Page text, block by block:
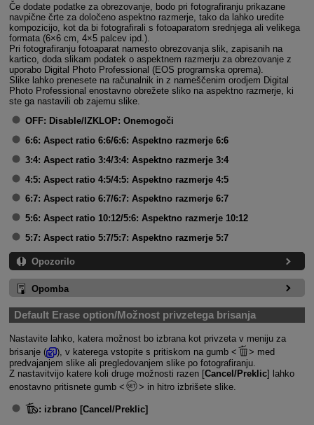
Če dodate podatke za obrezovanje, bodo pri fotografiranju prikazane
navpične črte za določeno aspektno razmerje, tako da lahko uredite
kompozicijo, kot da bi fotografirali s fotoaparatom srednjega ali velikega
formata (6×6 cm, 4×5 palcev ipd.).
Pri fotografiranju fotoaparat namesto obrezovanja slik, zapisanih na
kartico, doda slikam podatek o aspektnem razmerju za obrezovanje z
uporabo Digital Photo Professional (EOS programska oprema).
Slike lahko prenesete na računalnik in z nameščenim orodjem Digital
Photo Professional enostavno obrežete sliko na aspektno razmerje, ki
ste ga nastavili ob zajemu slike.
OFF: Disable/IZKLOP: Onemogoči
6:6: Aspect ratio 6:6/6:6: Aspektno razmerje 6:6
3:4: Aspect ratio 3:4/3:4: Aspektno razmerje 3:4
4:5: Aspect ratio 4:5/4:5: Aspektno razmerje 4:5
6:7: Aspect ratio 6:7/6:7: Aspektno razmerje 6:7
5:6: Aspect ratio 10:12/5:6: Aspektno razmerje 10:12
5:7: Aspect ratio 5:7/5:7: Aspektno razmerje 5:7
Opozorilo
Opomba
Default Erase option/Možnost privzetega brisanja
Nastavite lahko, katera možnost bo izbrana kot privzeta v meniju za
brisanje (
), v katerega vstopite s pritiskom na gumb
med
predvajanjem slike ali pregledovanjem slike po fotografiranju.
Z nastavitvijo katere koli druge možnosti razen [Cancel/Preklic] lahko
enostavno pritisnete gumb
in hitro izbrišete slike.
: izbrano [Cancel/Preklic]